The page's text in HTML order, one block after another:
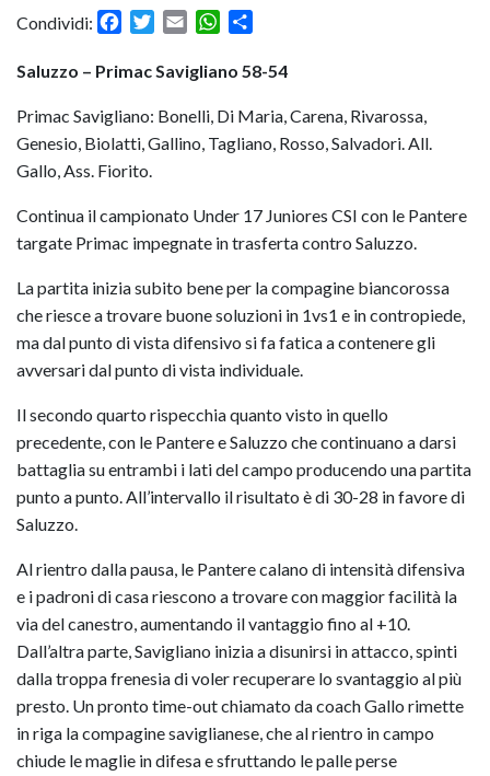
Condividi: FacebookTwitter
Email WhatsApp
Saluzzo – Primac Savigliano 58-54
Primac Savigliano: Bonelli, Di Maria, Carena, Rivarossa,
Genesio, Biolatti, Gallino, Tagliano, Rosso, Salvadori. All.
Gallo, Ass. Fiorito.
Continua il campionato Under 17 Juniores CSI con le Pantere
targate Primac impegnate in trasferta contro Saluzzo.
La partita inizia subito bene per la compagine biancorossa
che riesce a trovare buone soluzioni in 1vs1 e in contropiede,
ma dal punto di vista difensivo si fa fatica a contenere gli
avversari dal punto di vista individuale.
Il secondo quarto rispecchia quanto visto in quello
precedente, con le Pantere e Saluzzo che continuano a darsi
battaglia su entrambi i lati del campo producendo una partita
punto a punto. All’intervallo il risultato è di 30-28 in favore di
Saluzzo.
Al rientro dalla pausa, le Pantere calano di intensità difensiva
e i padroni di casa riescono a trovare con maggior facilità la
via del canestro, aumentando il vantaggio fino al +10.
Dall’altra parte, Savigliano inizia a disunirsi in attacco, spinti
dalla troppa frenesia di voler recuperare lo svantaggio al più
presto. Un pronto time-out chiamato da coach Gallo rimette
in riga la compagine saviglianese, che al rientro in campo
chiude le maglie in difesa e sfruttando le palle perse